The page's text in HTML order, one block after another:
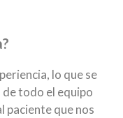
lo que se
todo el equipo
paciente que nos